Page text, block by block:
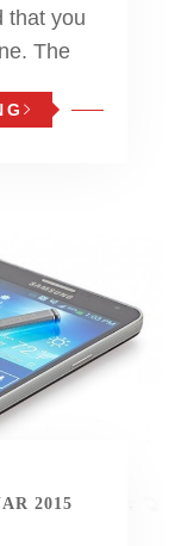
that you
The
2015